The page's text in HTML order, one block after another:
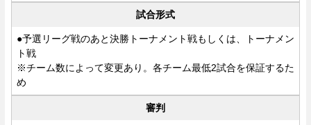
試合形式
●予選リーグ戦のあと決勝トーナメント戦もしくは、トーナメン
ト戦
※チーム数によって変更あり。各チーム最低2試合を保証するた
め
審判